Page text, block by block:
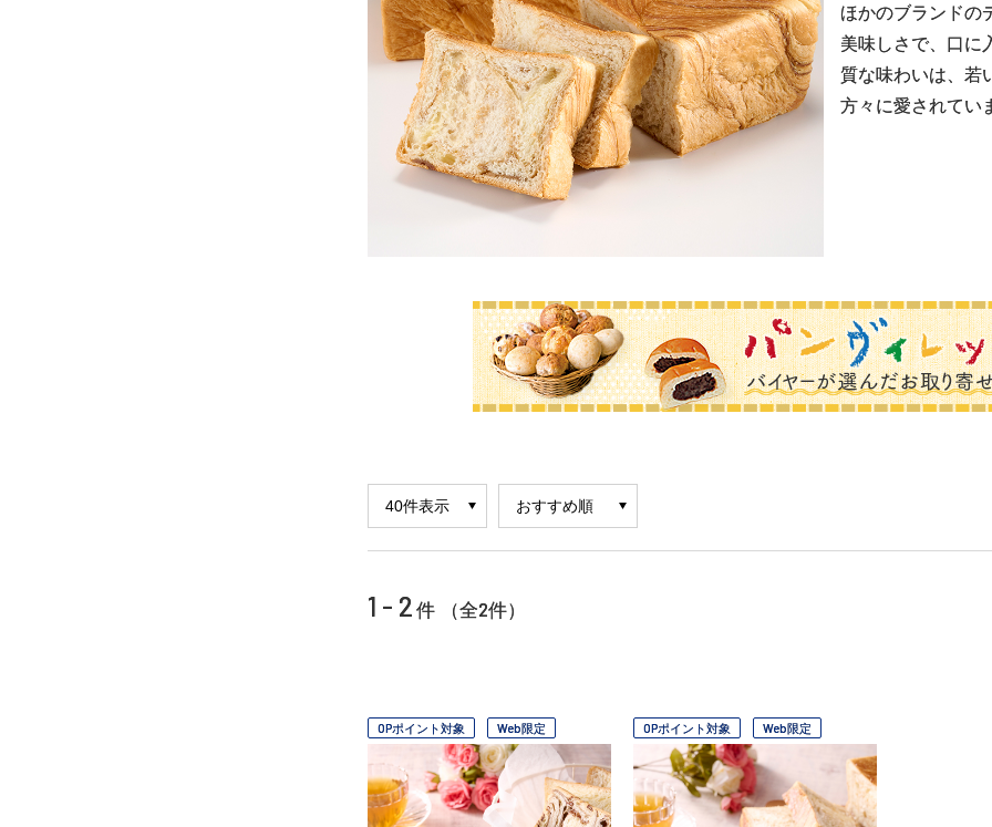
ほかのブランドの
美味しさで、口に
質な味わいは、若
方々に愛されてい
1 - 2 件 （全2件）
OPポイント対象 Web限定 OPポイント対象 Web限定